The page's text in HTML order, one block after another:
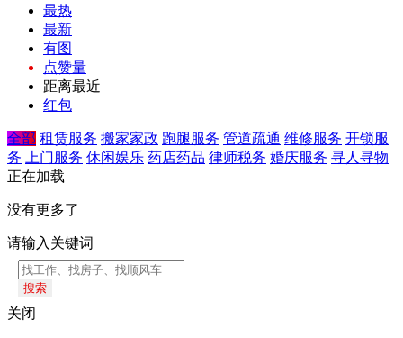
最热
最新
有图
点赞量
距离最近
红包
全部 租赁服务 搬家家政 跑腿服务 管道疏通 维修服务 开锁服
务
上门服务 休闲娱乐 药店药品 律师税务 婚庆服务 寻人寻物
正在加载
没有更多了
请输入关键词
搜索
关闭